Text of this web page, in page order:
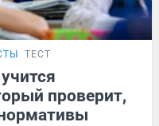
ТЕСТ
проверит,